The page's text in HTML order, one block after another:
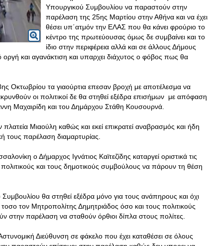
Υπουργικού Συμβουλίου να παραστούν στην
παρέλαση της 25ης Μαρτίου στην Αθήνα και να έχει
θέσει υπ΄ατμόν την ΕΛΑΣ που θα κάνει φρούριο το
κέντρο της πρωτεύουσας όμως δε συμβαίνει και το
ίδιο στην περιφέρεια αλλά και σε άλλους Δήμους
και αγανάκτιση και υπαρχει διάχυτος ο φόβος πως θα
Οκτωβρίου τα γιαούρτια επεσαν βροχή με αποτέλεσμα να
οι πολιτικοί δε θα στηθεί εξέδρα επισήμων με απόφαση
Μαχαιρίδη και του Δημάρχου Στάθη Κουσουρνά.
Μιαούλη καθώς και εκεί επικρατεί αναβρασμός και ήδη
τους παρέλαση διαμαρτυρίας.
ο Δήμαρχος Ιγνάτιος Καϊτεζίδης καταργεί οριστικά τις
και τους δημοτικούς συμβούλους να πάρουν τη θέση
θα στηθεί εξέδρα μόνο για τους ανάπηρους και όχι
τον Μητροπολίτης Δημητριάδος όσο και τους πολιτικούς
παρέλαση να σταθούν όρθιοι δίπλα στους πολίτες.
Διεύθυνση σε φάκελο που έχει καταθέσει σε όλους